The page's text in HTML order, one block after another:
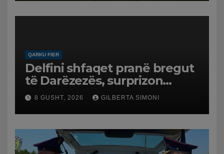
QARKU FIER
Delfini shfaqet pranë bregut
të Darëzezës, surprizon
pushuesit dhe banorët
8 GUSHT, 2026 GILBERTA SIMONI